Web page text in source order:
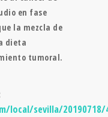
en fase
la mezcla de
dieta
tumoral.
local/sevilla/20190718/